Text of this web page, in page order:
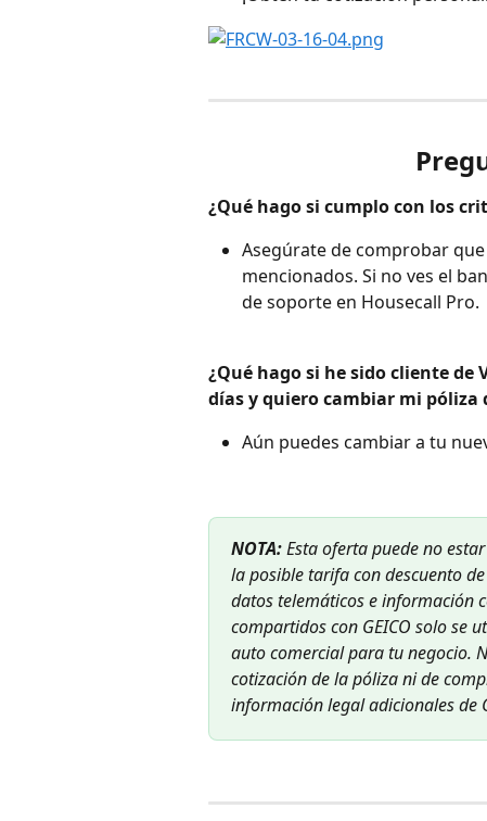
¿Qué hago si cumplo con los
Asegúrate de comprobar
mencionados. Si no ves el
de soporte en Housecall Pro.
¿Qué hago si he sido cliente de
días y quiero cambiar mi póliza
Aún puedes cambiar a tu
NOTA: Esta oferta puede no
la posible tarifa con descuento
datos telemáticos e información
compartidos con GEICO solo se
auto comercial para tu negocio.
cotización de la póliza ni de
información legal adicionales de